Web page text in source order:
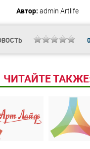
Автор: admin Artlife
0
ЧИТАЙТЕ